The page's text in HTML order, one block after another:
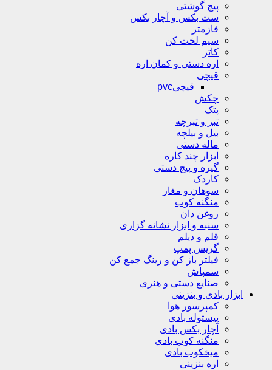
پیچ گوشتی
ست بکس و آچار بکس
فازمتر
سیم لخت کن
کاتر
اره دستی و کمان اره
قیچی
قیچیpvc
چکش
پتک
تبر و تبرچه
بیل و بیلچه
ماله دستی
ابزار چند کاره
گیره و پیج دستی
کاردک
سوهان و مغار
منگنه کوب
روغن دان
سنبه و ابزار نشانه گزاری
قلم و دیلم
گریس پمپ
فیلتر باز کن و رینگ جمع کن
سمپاش
صنایع دستی و هنری
ابزار بادی و بنزینی
کمپرسور هوا
پیستوله بادی
آچار بکس بادی
منگنه کوب بادی
میخکوب بادی
اره بنزینی